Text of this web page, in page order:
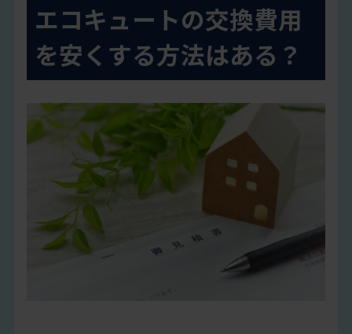
エコキュートの交換費用
を安くする方法はある？